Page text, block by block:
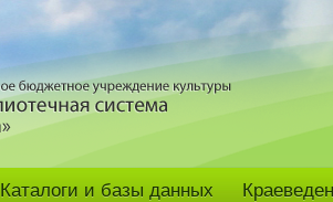
Каталоги и базы данных